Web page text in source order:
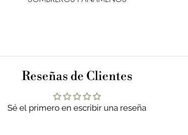
Reseñas de Clientes
Sé el primero en escribir una reseña